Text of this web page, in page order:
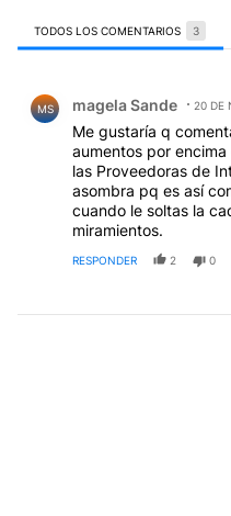
TODOS LOS COMENTARIOS 3
MS magela Sande 20 DE
Me gustaría q
aumentos por
las Proveedoras de
asombra pq es así
cuando le soltas la
miramientos.
RESPONDER 2 0